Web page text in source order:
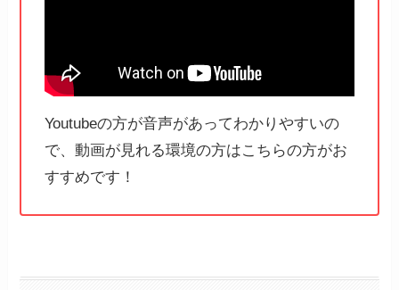
Youtubeの方が音声があってわかりやすいの
で、動画が見れる環境の方はこちらの方がお
すすめです！